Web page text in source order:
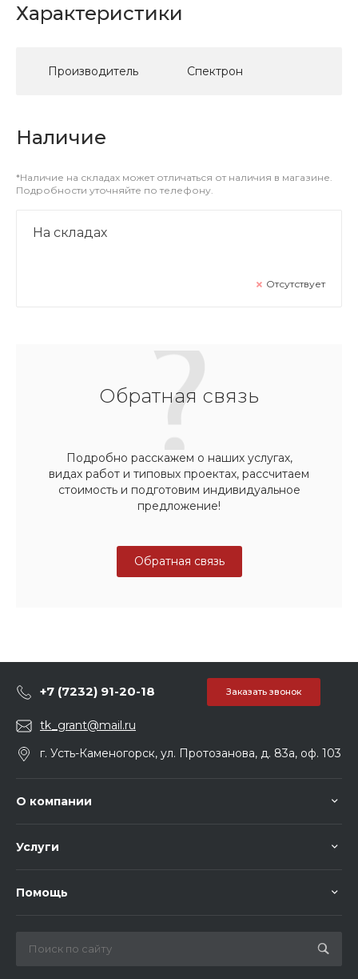
Характеристики
Производитель Спектрон
Наличие
*Наличие на складах может отличаться от наличия в магазине.
Подробности уточняйте по телефону.
На складах
Отсутствует
Обратная связь
Подробно расскажем о наших услугах,
видах работ и типовых проектах, рассчитаем
стоимость и подготовим индивидуальное
предложение!
Обратная связь
+7 (7232) 91-20-18 Заказать звонок
tk_grant@mail.ru
г. Усть-Каменогорск, ул. Протозанова, д. 83а, оф. 103
О компании
Услуги
Помощь